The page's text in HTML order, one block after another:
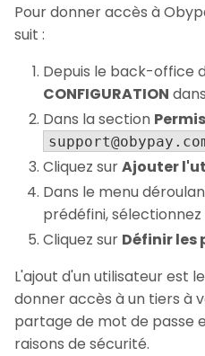
Pour donner accès à
suit :
Depuis le back-office
CONFIGURATION
Dans la section
Cliquez surAjouter
Dans le menu
prédéfini, sélectionnez
Cliquez sur Définir les
L'ajout d'un utilisateur est
donner accès à un tiers à
partage de mot de passe
raisons de sécurité.